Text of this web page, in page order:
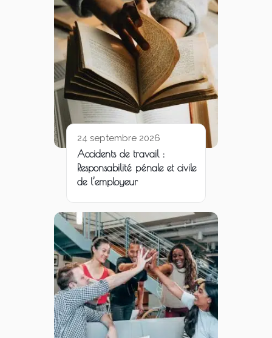
24 septembre 2026
Accidents de travail :
Responsabilité pénale et civile
de l’employeur